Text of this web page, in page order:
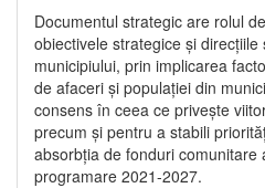
Documentul strategic are rolul
obiectivele strategice și
municipiului, prin implicarea
de afaceri și populației din
consens în ceea ce privește
precum și pentru a stabili
absorbția de fonduri
programare 2021-2027.